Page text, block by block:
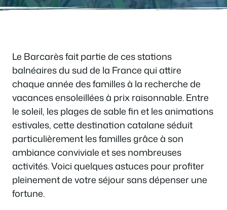
Le Barcarès fait partie de ces stations
balnéaires du sud de la France qui attire
chaque année des familles à la recherche de
vacances ensoleillées à prix raisonnable. Entre
le soleil, les plages de sable fin et les animations
estivales, cette destination catalane séduit
particulièrement les familles grâce à son
ambiance conviviale et ses nombreuses
activités. Voici quelques astuces pour profiter
pleinement de votre séjour sans dépenser une
fortune.